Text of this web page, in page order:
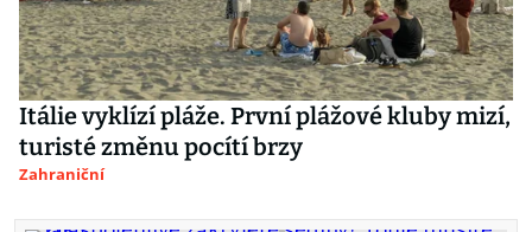
Itálie vyklízí pláže. První plážové kluby mizí,
turisté změnu pocítí brzy
Zahraniční